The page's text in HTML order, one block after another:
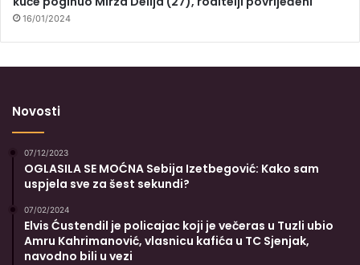
16/01/2024
Novosti
07/12/2023
OGLASILA SE MOĆNA Sebija Izetbegović: Kako sam
uspjela sve za šest sekundi?
07/02/2024
Elvis Ćustendil je policajac koji je večeras u Tuzli ubio
Amru Kahrimanović, vlasnicu kafića u TC Sjenjak,
navodno bili u vezi